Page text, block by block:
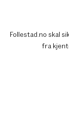
Follestad.no skal
fra